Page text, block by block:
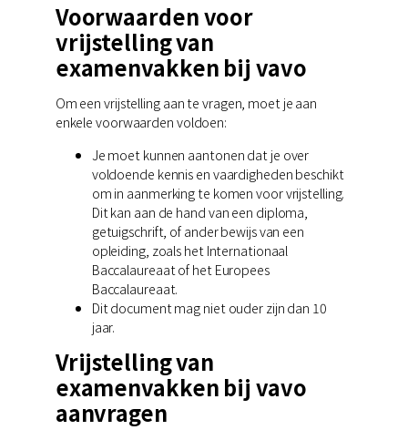
Voorwaarden voor
vrijstelling van
examenvakken bij vavo
Om een vrijstelling aan te vragen, moet je aan
enkele voorwaarden voldoen:
Je moet kunnen aantonen dat je over
voldoende kennis en vaardigheden beschikt
om in aanmerking te komen voor vrijstelling.
Dit kan aan de hand van een diploma,
getuigschrift, of ander bewijs van een
opleiding, zoals het Internationaal
Baccalaureaat of het Europees
Baccalaureaat.
Dit document mag niet ouder zijn dan 10
jaar.
Vrijstelling van
examenvakken bij vavo
aanvragen